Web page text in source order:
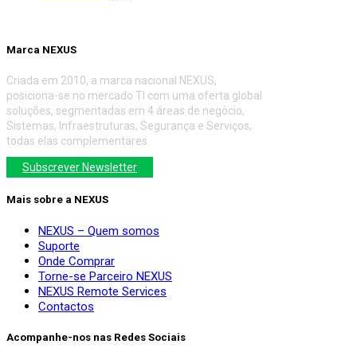
Marca NEXUS
Criada em 2010, a marca nacional NEXUS,
posiciona-se no mercado TI com uma oferta global
soluções, segmentadas em 4 áreas de negócio,
Sistemas, Infraestruturas, Segurança e Serviços,
todas elas complementares.
Subscrever Newsletter
Mais sobre a NEXUS
NEXUS – Quem somos
Suporte
Onde Comprar
Torne-se Parceiro NEXUS
NEXUS Remote Services
Contactos
Acompanhe-nos nas Redes Sociais